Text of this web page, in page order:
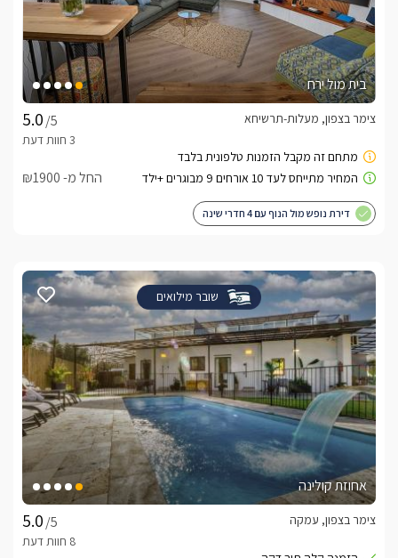
בית מול ירח
/5
צימר בצפון, מעלות-תרשיחא
החל מ- ₪1900
דירת נופש מול הנוף עם 4 חדרי שינה
שובר מילואים
אחוזת קולינה
/5
צימר בצפון, עמקה